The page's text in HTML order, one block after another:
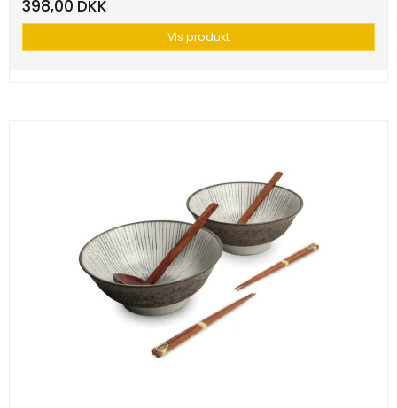
398,00 DKK
Vis produkt